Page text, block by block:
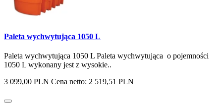
Paleta wychwytująca 1050 L
Paleta wychwytująca 1050 L Paleta wychwytująca o pojemności
1050 L wykonany jest z wysokie..
3 099,00 PLN Cena netto: 2 519,51 PLN